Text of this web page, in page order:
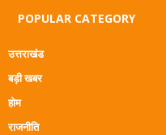
POPULAR CATEGORY
उत्तराखंड
बड़ी खबर
होम
राजनीति